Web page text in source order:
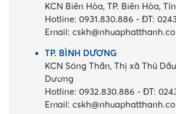
KCN Biên Hòa, TP. Biên Hòa,
Hotline: 0931.830.886 -ĐT:
Email:
TP. BÌNH DƯƠNG
KCN Sóng Thần, Thị xã Thủ
Dương
Hotline: 0932.830.886 -ĐT:
Email: